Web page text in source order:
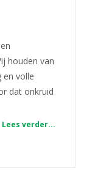
houden van
en volle
dat onkruid
Lees verder...